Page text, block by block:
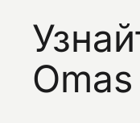
Omas